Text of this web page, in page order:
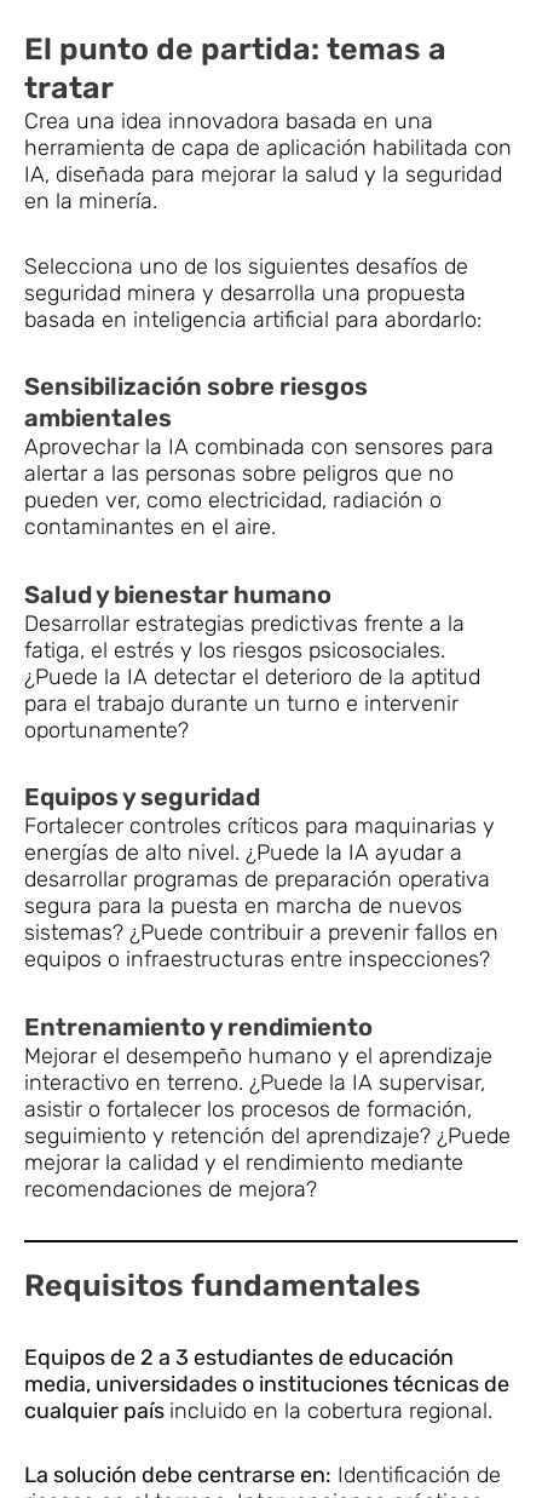
El punto de partida: temas a
tratar
Crea una idea innovadora basada en una
herramienta de capa de aplicación habilitada con
IA, diseñada para mejorar la salud y la seguridad
en la minería.
Selecciona uno de los siguientes desafíos de
seguridad minera y desarrolla una propuesta
basada en inteligencia artificial para abordarlo:
Sensibilización sobre riesgos
ambientales
Aprovechar la IA combinada con sensores para
alertar a las personas sobre peligros que no
pueden ver, como electricidad, radiación o
contaminantes en el aire.
Salud y bienestar humano
Desarrollar estrategias predictivas frente a la
fatiga, el estrés y los riesgos psicosociales.
¿Puede la IA detectar el deterioro de la aptitud
para el trabajo durante un turno e intervenir
oportunamente?
Equipos y seguridad
Fortalecer controles críticos para maquinarias y
energías de alto nivel. ¿Puede la IA ayudar a
desarrollar programas de preparación operativa
segura para la puesta en marcha de nuevos
sistemas? ¿Puede contribuir a prevenir fallos en
equipos o infraestructuras entre inspecciones?
Entrenamiento y rendimiento
Mejorar el desempeño humano y el aprendizaje
interactivo en terreno. ¿Puede la IA supervisar,
asistir o fortalecer los procesos de formación,
seguimiento y retención del aprendizaje? ¿Puede
mejorar la calidad y el rendimiento mediante
recomendaciones de mejora?
Requisitos fundamentales
Equipos de 2 a 3 estudiantes de educación
media, universidades o instituciones técnicas de
cualquier país incluido en la cobertura regional.
La solución debe centrarse en: Identificación de